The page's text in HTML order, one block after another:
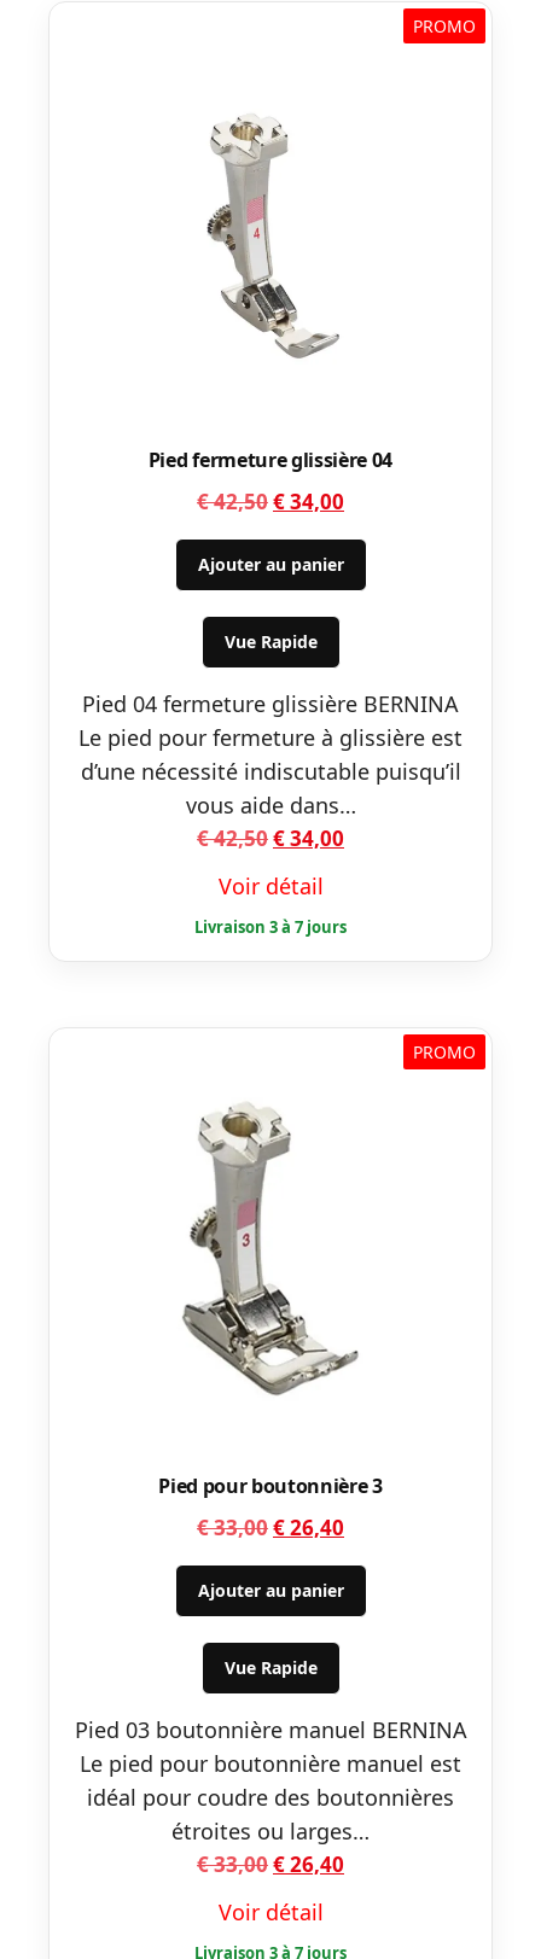
PROMO
Pied fermeture glissière 04
€42,50Le
prix
initial
était :
€ 42,50.
€34,00
prix
actuel
est :
Ajouter au panier
Vue Rapide
Pied 04 fermeture glissière BERNINA
Le pied pour fermeture à glissière est
d’une nécessité indiscutable puisqu’il
vous aide dans…
€42,50Le
initial
était :
€ 42,50.
€34,00
est :
€ 34,00.
Voir détail
PROMO
Pied pour boutonnière 3
€33,00Le
prix
initial
était :
€ 33,00.
€26,40
prix
actuel
est :
Ajouter au panier
Vue Rapide
Pied 03 boutonnière manuel BERNINA
Le pied pour boutonnière manuel est
idéal pour coudre des boutonnières
étroites ou larges…
€33,00Le
initial
€26,40
Voir détail